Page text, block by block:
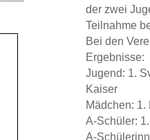
der zwei
Teilnahme
Bei den
Ergebnisse:
Jugend: 1.
Kaiser
Mädchen:
A-Schüler:
A-